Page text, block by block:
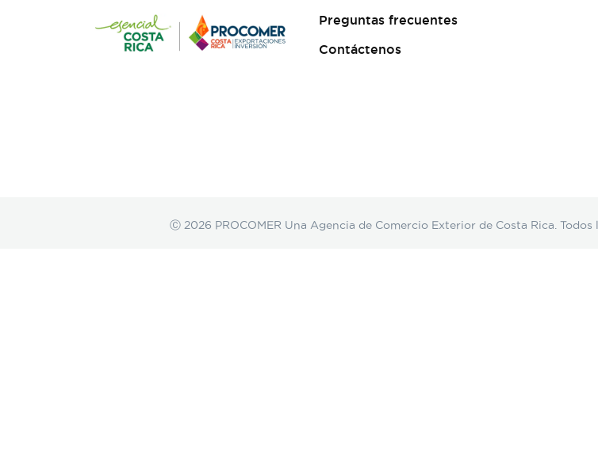
Preguntas frecuentes
Contáctenos
Ⓒ 2026 PROCOMER Una Agencia de Comercio Exterior de Costa Rica. Todos